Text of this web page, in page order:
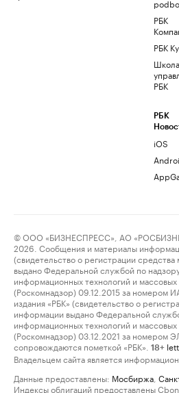
РБК
РБК
Школа
РБК
РБК
iOS
© ООО «БИЗНЕСПРЕСС», АО
2026. Сообщения и материалы
(свидетельство о регистрации
выдано Федеральной службой по
информационных технологий и
(Роскомнадзор) 09.12.2015 за номером
издания «РБК» (свидетельство о
информации выдано Федеральной
информационных технологий и
(Роскомнадзор) 03.12.2021 за номером
сопровождаются пометкой «РБК».
18+
Владельцем сайта является
Данные предоставлены: Мосбиржа
Индексы облигаций предоставлены